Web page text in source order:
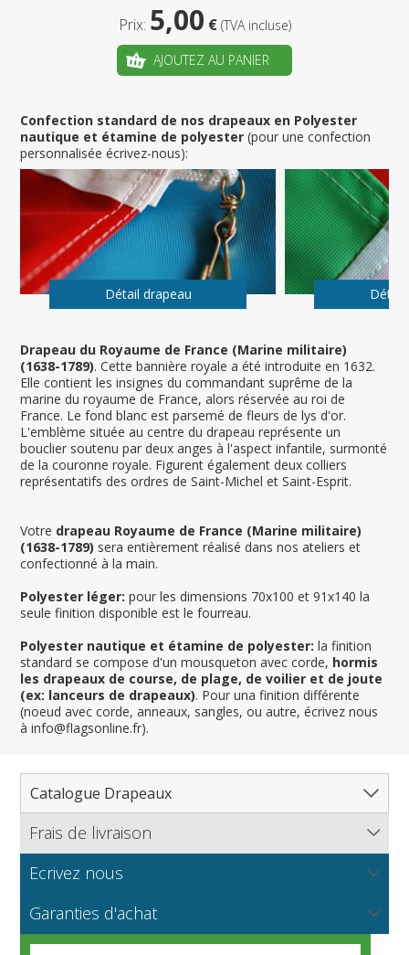
Drapeau du Royaume de France (Marine militaire)
(1638-1789). Cette bannière royale a été introduite en 1632.
Elle contient les insignes du commandant suprême de la
marine du royaume de France, alors réservée au roi de
France. Le fond blanc est parsemé de fleurs de lys d'or.
L'emblème située au centre du drapeau représente un
bouclier soutenu par deux anges à l'aspect infantile, surmonté
de la couronne royale. Figurent également deux colliers
représentatifs des ordres de Saint-Michel et Saint-Esprit.
Votre drapeau Royaume de France (Marine militaire)
(1638-1789) sera entièrement réalisé dans nos ateliers et
confectionné à la main.
Polyester léger: pour les dimensions 70x100 et 91x140 la
seule finition disponible est le fourreau.
Polyester nautique et étamine de polyester: la finition
standard se compose d'un mousqueton avec corde, hormis
les drapeaux de course, de plage, de voilier et de joute
(ex: lanceurs de drapeaux). Pour una finition différente
(noeud avec corde, anneaux, sangles, ou autre, écrivez nous
à info@flagsonline.fr).
Prix: 5,00 € (TVA incluse)
AJOUTEZ AU PANIER
Confection standard de nos drapeaux en Polyester
nautique et étamine de polyester(pour une confection
personnalisée écrivez-nous):
Détail drapeau Détail
Catalogue Drapeaux
Tous les drapeaux
Amérique du Sud
Europe
Régions françaises
Régions allemandes
Cantons, Départements & Provinces
Départements français
Villes
Frais de livraison
Flagsonline.fr calcule les frais d'envoi en se basant sur le
APPROFONDIR
Ecrivez nous
nos produits? Vous voulez connaitre nos prix de gros ou
bien nous proposer un partenariat ?
Garanties d'achat
Dispositions générales
Les tissus pour drapeaux